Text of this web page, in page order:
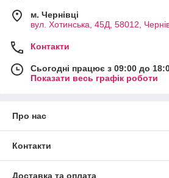
м. Чернівці
вул. Хотинська, 45Д, 58012,
Контакти
Сьогодні працює з 09:00 до
Показати весь графік роботи
Про нас
Контакти
Доставка та оплата